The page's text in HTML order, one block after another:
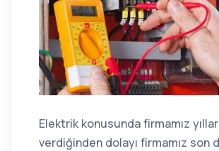
Elektrik konusunda firmamız
verdiğinden dolayı firmamız son